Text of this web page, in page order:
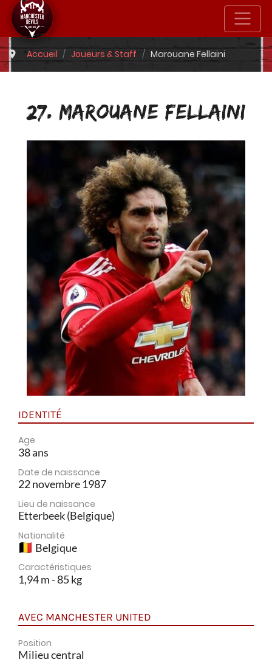
Accueil Joueurs & Staff Marouane Fellaini
27. MAROUANE FELLAINI
IDENTITÉ
Age
38 ans
Date de naissance
22 novembre 1987
Lieu de naissance
Etterbeek (Belgique)
Nationalité
Belgique
Caractéristiques
1,94 m - 85 kg
AVEC MANCHESTER UNITED
Position
Milieu central